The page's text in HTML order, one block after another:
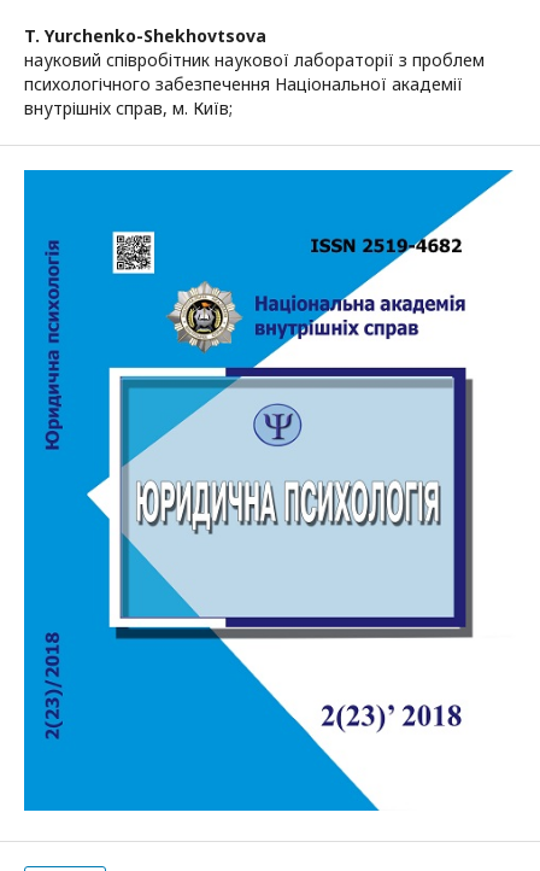
T. Yurchenko-Shekhovtsova
науковий співробітник наукової лабораторії з проблем
психологічного забезпечення Національної академії
внутрішніх справ, м. Київ;